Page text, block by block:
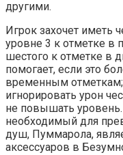
другими.
Игрок захочет иметь
уровне 3 к отметке в
шестого к отметке в
помогает, если это
временным отметкам;
игнорировать урон
не повышать уровень.
необходимый для
душ, Пуммарола,
аксессуаров в